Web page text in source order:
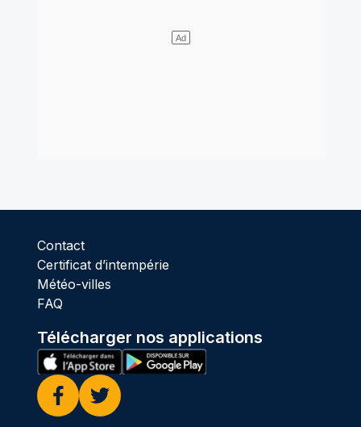
Contact
Certificat d’intempérie
Météo-villes
FAQ
Télécharger nos applications
Facebook
Twitter